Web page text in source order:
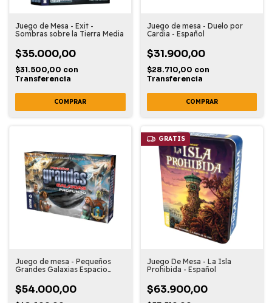
Juego de Mesa - Exit -
Sombras sobre la Tierra Media
$35.000,00
$31.500,00 con
Transferencia
Juego de mesa - Duelo por
Cardia - Español
$31.900,00
$28.710,00 con
Transferencia
Juego de mesa - Pequeños
Grandes Galaxias Espacio
$54.000,00
GRATIS
Juego De Mesa - La Isla
Prohibida - Español
$63.900,00